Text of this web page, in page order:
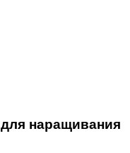
для наращивания